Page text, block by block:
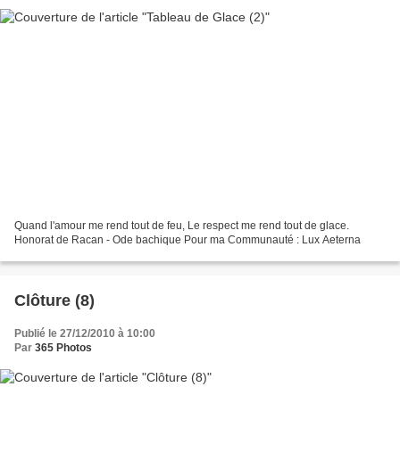
Quand l'amour me rend tout de feu, Le respect me rend tout de glace.
Honorat de Racan - Ode bachique Pour ma Communauté : Lux Aeterna
Clôture (8)
Publié le 27/12/2010 à 10:00
Par 365 Photos